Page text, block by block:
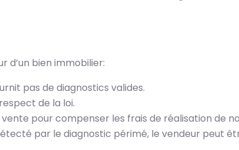
d’un bien immobilier:
pas de diagnostics valides.
de la loi.
pour compenser les frais de réalisation de
par le diagnostic périmé, le vendeur peut